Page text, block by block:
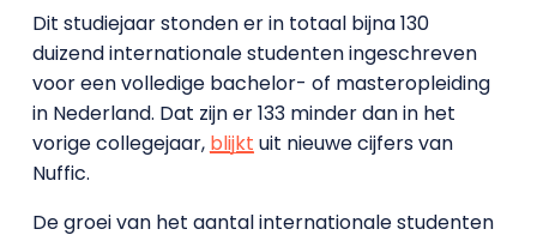
Dit studiejaar stonden er in totaal bijna 130
duizend internationale studenten ingeschreven
voor een volledige bachelor- of masteropleiding
in Nederland. Dat zijn er 133 minder dan in het
vorige collegejaar, blijkt uit nieuwe cijfers van
Nuffic.
De groei van het aantal internationale studenten